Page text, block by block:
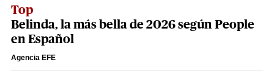
Top
Belinda, la más bella de 2026 según People
en Español
Agencia EFE